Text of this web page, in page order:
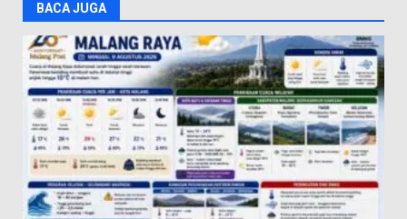
BACA JUGA